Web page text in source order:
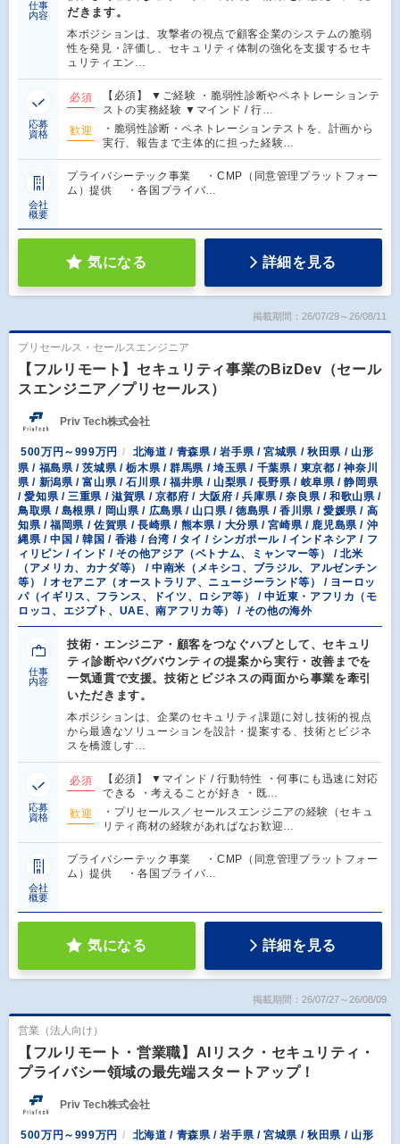
仕事
内容
だきます。
本ポジションは、攻撃者の視点で顧客企業のシステムの脆弱
性を発見・評価し、セキュリティ体制の強化を支援するセキ
ュリティエン…
応募
資格
必須
【必須】 ▼ご経験 ・脆弱性診断やペネトレーションテ
ストの実務経験 ▼マインド / 行…
歓迎
・脆弱性診断・ペネトレーションテストを、計画から
実行、報告まで主体的に担った経験…
会社
概要
プライバシーテック事業 ・CMP（同意管理プラットフォー
ム）提供 ・各国プライバ…
気になる 詳細を見る
掲載期間：26/07/29～26/08/11
プリセールス・セールスエンジニア
【フルリモート】セキュリティ事業のBizDev（セール
スエンジニア／プリセールス）
Priv Tech株式会社
500万円～999万円
北海道 / 青森県 / 岩手県 / 宮城県 / 秋田県 / 山形
県 / 福島県 / 茨城県 / 栃木県 / 群馬県 / 埼玉県 / 千葉県 / 東京都 / 神奈川
県 / 新潟県 / 富山県 / 石川県 / 福井県 / 山梨県 / 長野県 / 岐阜県 / 静岡県
/ 愛知県 / 三重県 / 滋賀県 / 京都府 / 大阪府 / 兵庫県 / 奈良県 / 和歌山県 /
鳥取県 / 島根県 / 岡山県 / 広島県 / 山口県 / 徳島県 / 香川県 / 愛媛県 / 高
知県 / 福岡県 / 佐賀県 / 長崎県 / 熊本県 / 大分県 / 宮崎県 / 鹿児島県 / 沖
縄県 / 中国 / 韓国 / 香港 / 台湾 / タイ / シンガポール / インドネシア / フ
ィリピン / インド / その他アジア（ベトナム、ミャンマー等） / 北米
（アメリカ、カナダ等） / 中南米（メキシコ、ブラジル、アルゼンチン
等） / オセアニア（オーストラリア、ニュージーランド等） / ヨーロッ
パ（イギリス、フランス、ドイツ、ロシア等） / 中近東・アフリカ（モ
ロッコ、エジプト、UAE、南アフリカ等） / その他の海外
仕事
内容
技術・エンジニア・顧客をつなぐハブとして、セキュリ
ティ診断やバグバウンティの提案から実行・改善までを
一気通貫で支援。技術とビジネスの両面から事業を牽引
いただきます。
本ポジションは、企業のセキュリティ課題に対し技術的視点
から最適なソリューションを設計・提案する、技術とビジネ
スを橋渡しす…
応募
資格
必須
【必須】 ▼マインド / 行動特性 ・何事にも迅速に対応
できる ・考えることが好き ・既…
歓迎
・プリセールス／セールスエンジニアの経験（セキュ
リティ商材の経験があればなお歓迎…
会社
概要
プライバシーテック事業 ・CMP（同意管理プラットフォー
ム）提供 ・各国プライバ…
気になる 詳細を見る
掲載期間：26/07/27～26/08/09
営業（法人向け）
【フルリモート・営業職】AIリスク・セキュリティ・
プライバシー領域の最先端スタートアップ！
Priv Tech株式会社
500万円～999万円
北海道 / 青森県 / 岩手県 / 宮城県 / 秋田県 / 山形